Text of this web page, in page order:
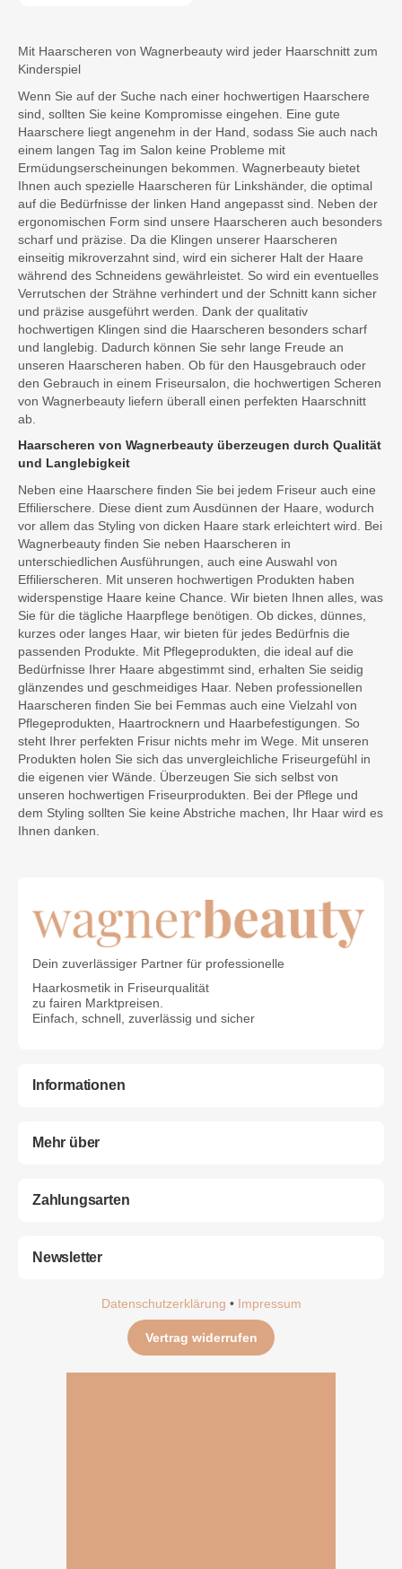
Mit Haarscheren von Wagnerbeauty wird jeder Haarschnitt zum
Kinderspiel
Wenn Sie auf der Suche nach einer hochwertigen Haarschere
sind, sollten Sie keine Kompromisse eingehen. Eine gute
Haarschere liegt angenehm in der Hand, sodass Sie auch nach
einem langen Tag im Salon keine Probleme mit
Ermüdungserscheinungen bekommen. Wagnerbeauty bietet
Ihnen auch spezielle Haarscheren für Linkshänder, die optimal
auf die Bedürfnisse der linken Hand angepasst sind. Neben der
ergonomischen Form sind unsere Haarscheren auch besonders
scharf und präzise. Da die Klingen unserer Haarscheren
einseitig mikroverzahnt sind, wird ein sicherer Halt der Haare
während des Schneidens gewährleistet. So wird ein eventuelles
Verrutschen der Strähne verhindert und der Schnitt kann sicher
und präzise ausgeführt werden. Dank der qualitativ
hochwertigen Klingen sind die Haarscheren besonders scharf
und langlebig. Dadurch können Sie sehr lange Freude an
unseren Haarscheren haben. Ob für den Hausgebrauch oder
den Gebrauch in einem Friseursalon, die hochwertigen Scheren
von Wagnerbeauty liefern überall einen perfekten Haarschnitt
ab.
Haarscheren von Wagnerbeauty überzeugen durch Qualität
und Langlebigkeit
Neben eine Haarschere finden Sie bei jedem Friseur auch eine
Effilierschere. Diese dient zum Ausdünnen der Haare, wodurch
vor allem das Styling von dicken Haare stark erleichtert wird. Bei
Wagnerbeauty finden Sie neben Haarscheren in
unterschiedlichen Ausführungen, auch eine Auswahl von
Effilierscheren. Mit unseren hochwertigen Produkten haben
widerspenstige Haare keine Chance. Wir bieten Ihnen alles, was
Sie für die tägliche Haarpflege benötigen. Ob dickes, dünnes,
kurzes oder langes Haar, wir bieten für jedes Bedürfnis die
passenden Produkte. Mit Pflegeprodukten, die ideal auf die
Bedürfnisse Ihrer Haare abgestimmt sind, erhalten Sie seidig
glänzendes und geschmeidiges Haar. Neben professionellen
Haarscheren finden Sie bei Femmas auch eine Vielzahl von
Pflegeprodukten, Haartrocknern und Haarbefestigungen. So
steht Ihrer perfekten Frisur nichts mehr im Wege. Mit unseren
Produkten holen Sie sich das unvergleichliche Friseurgefühl in
die eigenen vier Wände. Überzeugen Sie sich selbst von
unseren hochwertigen Friseurprodukten. Bei der Pflege und
dem Styling sollten Sie keine Abstriche machen, Ihr Haar wird es
Ihnen danken.
Dein zuverlässiger Partner für professionelle
Haarkosmetik in Friseurqualität
zu fairen Marktpreisen.
Einfach, schnell, zuverlässig und sicher
Informationen
Mehr über
Zahlungsarten
Newsletter
Datenschutzerklärung • Impressum
Vertrag widerrufen